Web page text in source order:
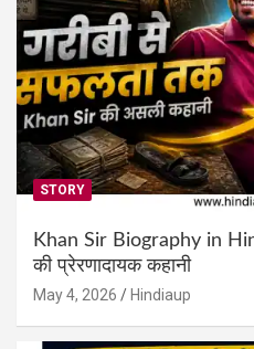
STORY
Khan Sir Biography in
की प्रेरणादायक कहानी
May 4, 2026 Hindiaup